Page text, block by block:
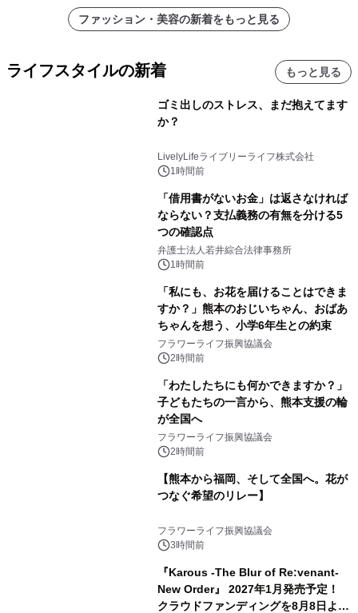
ファッション・美容の新着をもっと見る
ライフスタイルの新着 もっと見る
ゴミ出しのストレス、まだ抱えてます
か？
LivelyLifeライブリーライフ株式会社
1時間前
「借用書がないお金」は返さなければ
ならない？支払義務の有無を分ける5
つの確認点
弁護士法人若井綜合法律事務所
1時間前
「私にも、お花を届けることはできま
すか？」熊本のおじいちゃん、おばあ
ちゃんを想う、小学6年生との約束
フラワーライフ振興協議会
2時間前
「わたしたちにも何かできますか？」
子どもたちの一言から、熊本支援の輪
が全国へ
フラワーライフ振興協議会
2時間前
【熊本から福岡、そして全国へ。花が
つなぐ希望のリレー】
フラワーライフ振興協議会
3時間前
『Karous -The Blur of Re:venant-
New Order』 2027年1月発売予定！
クラウドファンディングを8月8日より